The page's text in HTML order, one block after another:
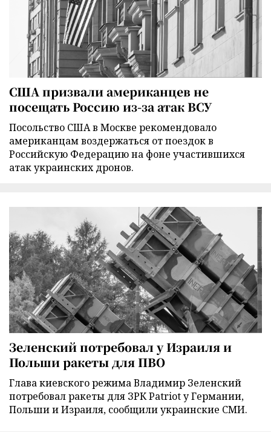
США призвали американцев не
посещать Россию из-за атак ВСУ
Посольство США в Москве рекомендовало
американцам воздержаться от поездок в
Российскую Федерацию на фоне участившихся
атак украинских дронов.
Зеленский потребовал у Израиля и
Польши ракеты для ПВО
Глава киевского режима Владимир Зеленский
потребовал ракеты для ЗРК Patriot у Германии,
Польши и Израиля, сообщили украинские СМИ.